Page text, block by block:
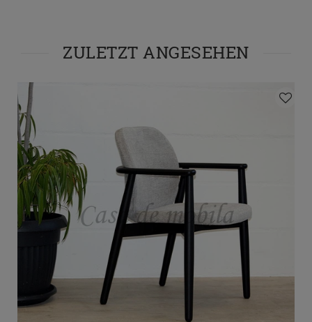
ZULETZT ANGESEHEN